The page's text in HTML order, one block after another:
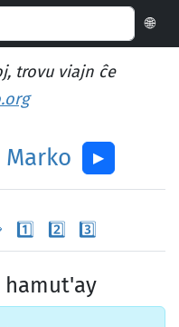
🌐
trovu viajn ĉe
Marko ▶︎
1️⃣ 2️⃣ 3️⃣
hamut'ay